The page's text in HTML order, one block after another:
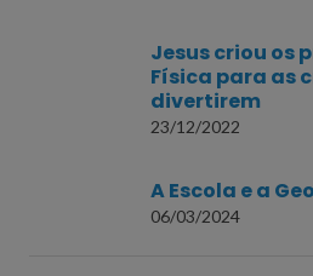
Jesus criou os
Física para as
divertirem
23/12/2022
A Escola e a
06/03/2024